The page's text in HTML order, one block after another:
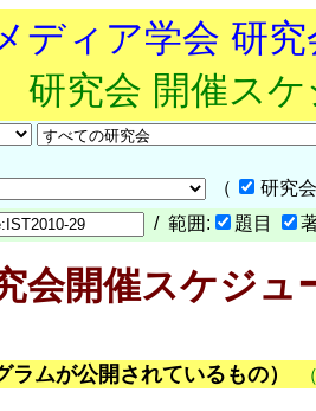
ディア学会 研
研究会 開催ス
（
研究
/ 範囲: 題目
会開催スケジュ
ムが公開されているもの）